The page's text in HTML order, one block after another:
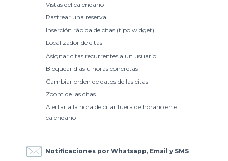
Vistas del calendario
Rastrear una reserva
Inserción rápida de citas (tipo widget)
Localizador de citas
Asignar citas recurrentes a un usuario
Bloquear días u horas concretas
Cambiar orden de datos de las citas
Zoom de las citas
Alertar a la hora de citar fuera de horario en el
calendario
Notificaciones por Whatsapp, Email y SMS